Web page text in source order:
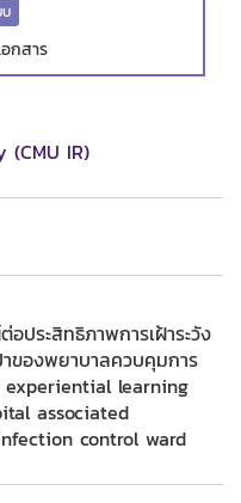
บ
กสาร
(CMU IR)
ประสิทธิภาพการเฝ้าระวัง
ของพยาบาลควบคุมการ
experiential learning
associated
control ward